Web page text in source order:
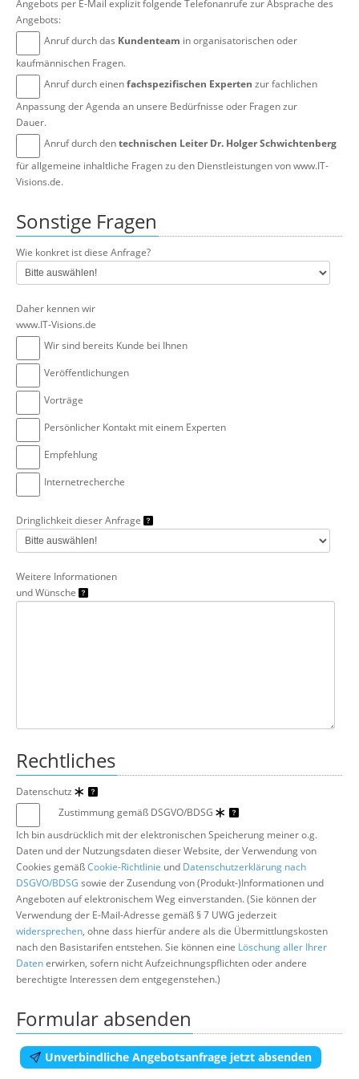
Angebots per E-Mail explizit folgende Telefonanrufe zur Absprache des
Angebots:
Anruf durch das Kundenteam in organisatorischen oder
kaufmännischen Fragen.
Anruf durch einenfachspezifischen Experten zur fachlichen
Anpassung der Agenda an unsere Bedürfnisse oder Fragen zur
Dauer.
Anruf durch dentechnischen Leiter Dr. Holger Schwichtenberg
für allgemeine inhaltliche Fragen zu den Dienstleistungen von www.IT-
Visions.de.
Sonstige Fragen
Wie konkret ist diese Anfrage?
Daher kennen wir
www.IT-Visions.de
Wir sind bereits Kunde bei Ihnen
Veröffentlichungen
Vorträge
Persönlicher Kontakt mit einem Experten
Empfehlung
Internetrecherche
Dringlichkeit dieser Anfrage
Weitere Informationen
und Wünsche
Rechtliches
Datenschutz
Zustimmung gemäß DSGVO/BDSG
Ich bin ausdrücklich mit der elektronischen Speicherung meiner o.g.
Daten und der Nutzungsdaten dieser Website, der Verwendung von
Cookies gemäßCookie-Richtlinie und Datenschutzerklärung nach
DSGVO/BDSG sowie der Zusendung von (Produkt-)Informationen und
Angeboten auf elektronischem Weg einverstanden. (Sie können der
Verwendung der E-Mail-Adresse gemäß § 7 UWG jederzeit
widersprechen, ohne dass hierfür andere als die Übermittlungskosten
nach den Basistarifen entstehen. Sie können eine Löschung aller Ihrer
Datenerwirken, sofern nicht Aufzeichnungspflichten oder andere
berechtigte Interessen dem entgegenstehen.)
Formular absenden
Unverbindliche Angebotsanfrage jetzt absenden